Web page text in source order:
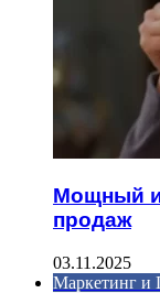
Мощный
продаж
03.11.2025
Маркетинг и